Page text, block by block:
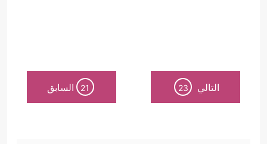
التالي 23
21 السابق